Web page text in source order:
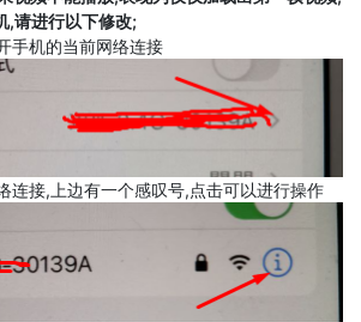
,请进行以下修改;
手机的当前网络连接
连接,上边有一个感叹号,点击可以进行操作